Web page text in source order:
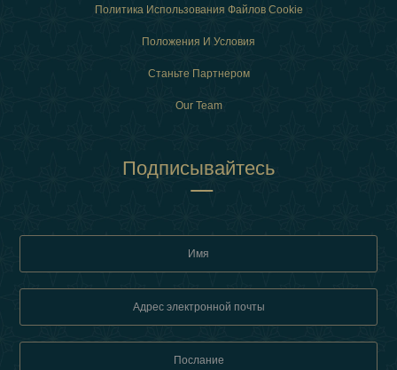
Политика Использования Файлов Cookie
Положения И Условия
Станьте Партнером
Our Team
Подписывайтесь